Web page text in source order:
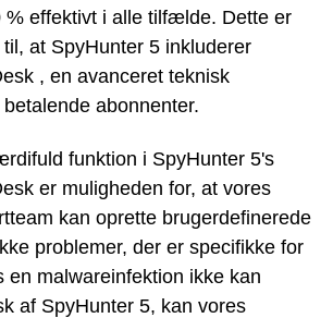
% effektivt i alle tilfælde. Dette er
at SpyHunter 5 inkluderer
, en avanceret teknisk
abonnenter.
funktion i SpyHunter 5's
er muligheden for, at vores
kan oprette brugerdefinerede
problemer, der er specifikke for
en malwareinfektion ikke kan
af SpyHunter 5, kan vores